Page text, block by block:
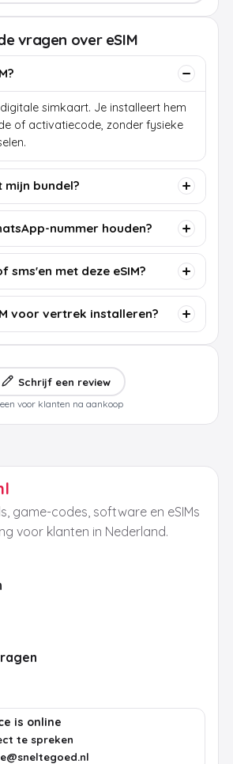
vragen over eSIM
digitale simkaart. Je installeert hem
of activatiecode, zonder fysieke
bundel?
nummer houden?
sms'en met deze eSIM?
voor vertrek installeren?
Schrijf een review
voor klanten na aankoop
game-codes, software en eSIMs
voor klanten in Nederland.
is online
te spreken